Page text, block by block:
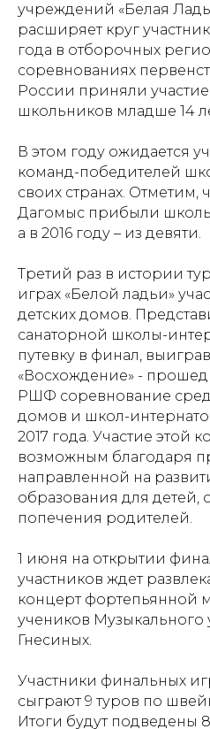
учреждений «Белая
расширяет круг
года в отборочных
соревнованиях
России приняли
школьников младше 14
В этом году ожидается
команд-победителей
своих странах. Отметим,
Дагомыс прибыли
а в 2016 году – из девяти.
Третий раз в истории
играх «Белой ладьи»
детских домов.
санаторной школы-
путевку в финал,
«Восхождение» -
РШФ соревнование
домов и школ-
2017 года. Участие этой
возможным благодаря
направленной на
образования для детей,
попечения родителей.
1 июня на открытии
участников ждет
концерт фортепьянной
учеников
Гнесиных.
Участники финальных
сыграют 9 туров по
Итоги будут подведены
Документация
Ресурсные центры
Политика обработки персональных